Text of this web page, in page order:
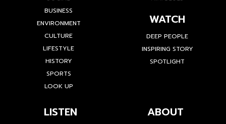
BUSINESS
ENVIRONMENT
CULTURE
LIFESTYLE
HISTORY
SPORTS
LOOK UP
WATCH
DEEP PEOPLE
INSPIRING STORY
SPOTLIGHT
LISTEN ABOUT